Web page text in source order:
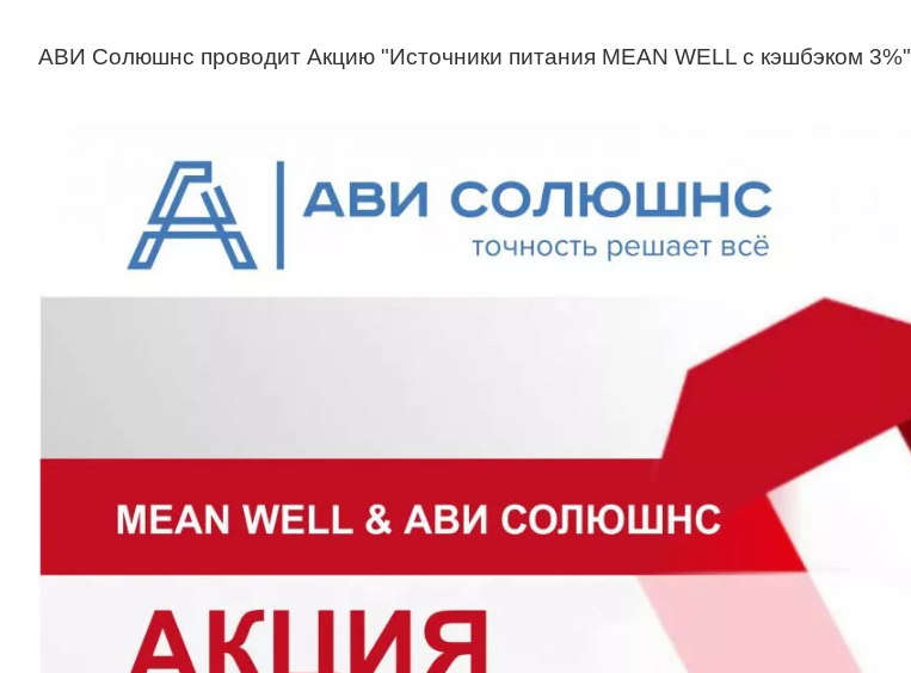
АВИ Солюшнс проводит Акцию "Источники питания MEAN WELL с кэшбэком 3%"